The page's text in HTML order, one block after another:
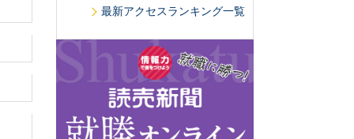
最新アクセスランキング一覧